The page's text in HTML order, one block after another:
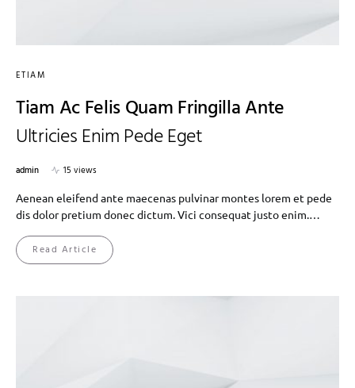
ETIAM
Tiam Ac Felis Quam Fringilla Ante
Ultricies Enim Pede Eget
admin
15 views
Aenean eleifend ante maecenas pulvinar montes lorem et pede
dis dolor pretium donec dictum. Vici consequat justo enim.…
Read Article